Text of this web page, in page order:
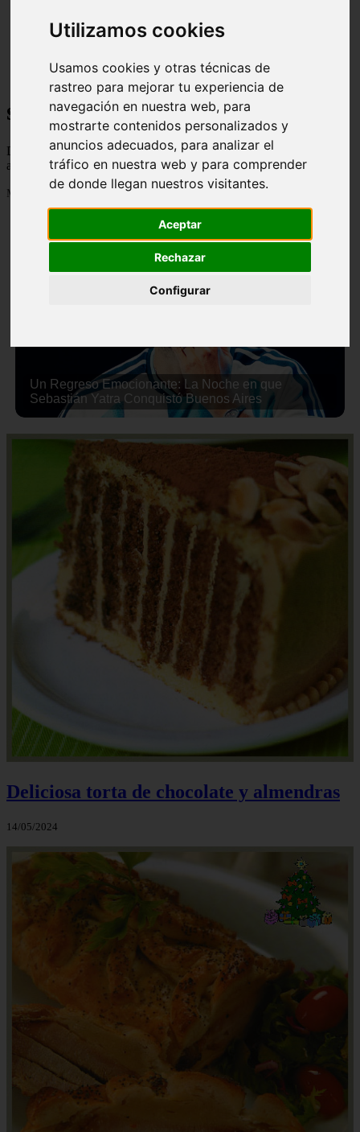
Utilizamos cookies
Usamos cookies y otras técnicas de
rastreo para mejorar tu experiencia de
navegación en nuestra web, para
mostrarte contenidos personalizados y
anuncios adecuados, para analizar el
tráfico en nuestra web y para comprender
de donde llegan nuestros visitantes.
Aceptar
Rechazar
Configurar
salud
Descubre todas las noticias de la categoría salud. Artículos
actualizados y contenido de calidad en imagenestop.net.
Mostrando 1441 - 1464 de 1586 artículos
Un Regreso Emocionante: La Noche en que
Sebastián Yatra Conquistó Buenos Aires
Deliciosa torta de chocolate y almendras
14/05/2024